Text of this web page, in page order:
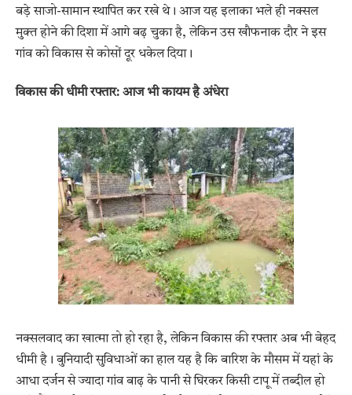
बड़े साजो-सामान स्थापित कर रखे थे। आज यह इलाका भले ही नक्सल
मुक्त होने की दिशा में आगे बढ़ चुका है, लेकिन उस खौफनाक दौर ने इस
गांव को विकास से कोसों दूर धकेल दिया।
विकास की धीमी रफ्तार: आज भी कायम है अंधेरा
नक्सलवाद का खात्मा तो हो रहा है, लेकिन विकास की रफ्तार अब भी बेहद
धीमी है। बुनियादी सुविधाओं का हाल यह है कि बारिश के मौसम में यहां के
आधा दर्जन से ज्यादा गांव बाढ़ के पानी से घिरकर किसी टापू में तब्दील हो